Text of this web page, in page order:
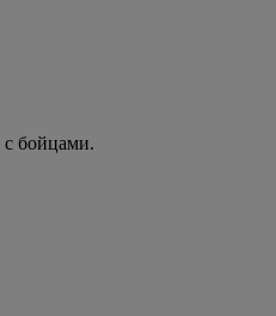
с бойцами.